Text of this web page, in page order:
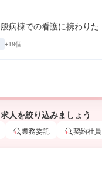
病棟での看護に携わりた...
+19個
人を絞り込みましょう
業務委託 契約社員